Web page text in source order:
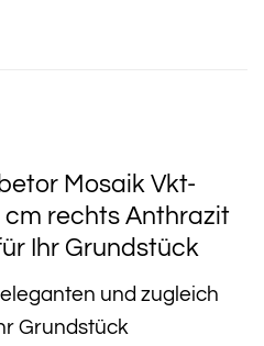
Mosaik Vkt-
rechts Anthrazit
Ihr Grundstück
und zugleich
Grundstück